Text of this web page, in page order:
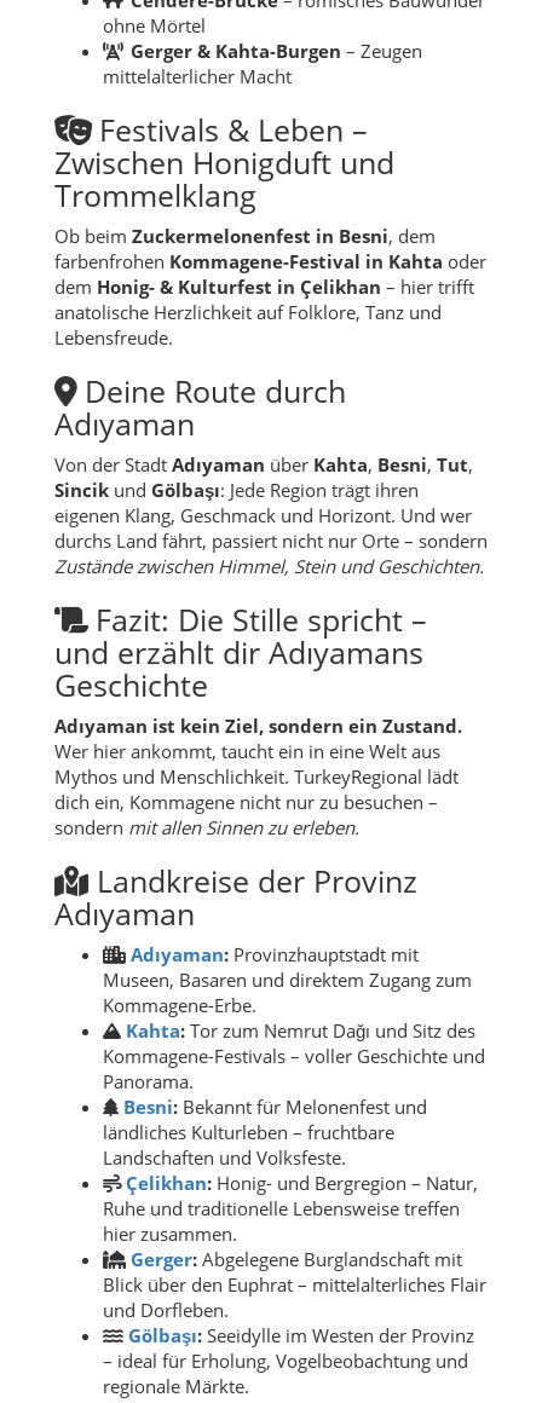
ohne Mörtel
Gerger & Kahta-Burgen – Zeugen
mittelalterlicher Macht
Festivals & Leben –
Zwischen Honigduft und
Trommelklang
Ob beim Zuckermelonenfest in Besni, dem
farbenfrohen Kommagene-Festival in Kahta oder
dem Honig- & Kulturfest in Çelikhan – hier trifft
anatolische Herzlichkeit auf Folklore, Tanz und
Lebensfreude.
Deine Route durch
Adıyaman
Von der Stadt Adıyaman über Kahta, Besni, Tut,
Sincik und Gölbaşı: Jede Region trägt ihren
eigenen Klang, Geschmack und Horizont. Und wer
durchs Land fährt, passiert nicht nur Orte – sondern
Zustände zwischen Himmel, Stein und Geschichten.
Fazit: Die Stille spricht –
und erzählt dir Adıyamans
Geschichte
Adıyaman ist kein Ziel, sondern ein Zustand.
Wer hier ankommt, taucht ein in eine Welt aus
Mythos und Menschlichkeit. TurkeyRegional lädt
dich ein, Kommagene nicht nur zu besuchen –
sondern mit allen Sinnen zu erleben.
Landkreise der Provinz
Adıyaman
Adıyaman: Provinzhauptstadt mit
Museen, Basaren und direktem Zugang zum
Kommagene-Erbe.
Kahta: Tor zum Nemrut Dağı und Sitz des
Kommagene-Festivals – voller Geschichte und
Panorama.
Besni: Bekannt für Melonenfest und
ländliches Kulturleben – fruchtbare
Landschaften und Volksfeste.
Çelikhan: Honig- und Bergregion – Natur,
Ruhe und traditionelle Lebensweise treffen
hier zusammen.
Gerger: Abgelegene Burglandschaft mit
Blick über den Euphrat – mittelalterliches Flair
und Dorfleben.
Gölbaşı: Seeidylle im Westen der Provinz
– ideal für Erholung, Vogelbeobachtung und
regionale Märkte.